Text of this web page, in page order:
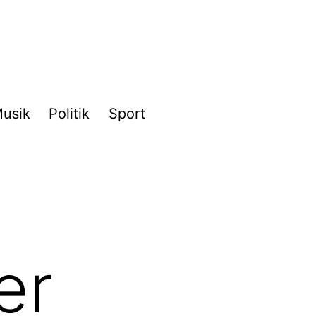
Politik Sport